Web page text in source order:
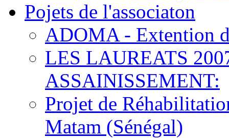
Pojets de l'associaton
ADOMA - Extention
LES LAUREATS
ASSAINISSEMENT:
Projet de
Matam (Sénégal)